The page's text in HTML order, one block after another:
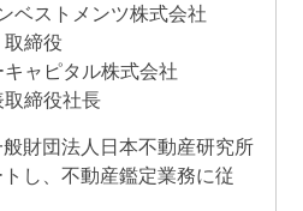
ベストメンツ株式会社
取締役
キャピタル株式会社
取締役社長
財団法人日本不動産研究所
し、不動産鑑定業務に従